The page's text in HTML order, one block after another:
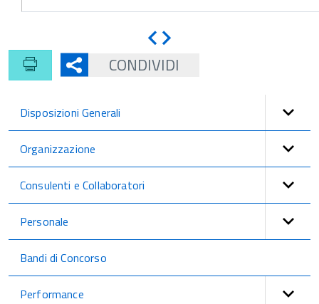
Indietro
CONDIVIDI
Disposizioni Generali
Organizzazione
Consulenti e Collaboratori
Personale
Bandi di Concorso
Performance